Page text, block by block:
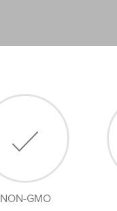
NON-GMO